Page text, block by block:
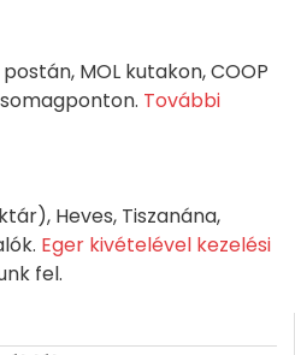
MOL kutakon, COOP
További
Heves, Tiszanána,
Eger kivételével kezelési
fel.